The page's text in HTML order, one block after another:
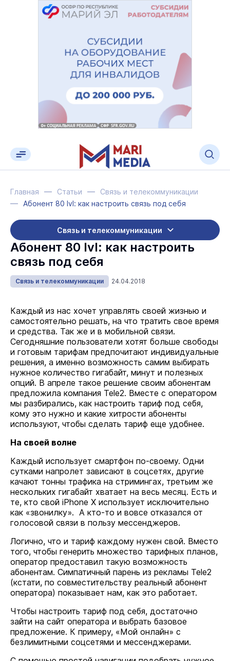
Главная Статьи
Связь и телекоммуникации
Абонент 80 lvl: как настроить связь под себя
Связь и телекоммуникации
Абонент 80 lvl: как настроить
связь под себя
Связь и телекоммуникации 24.04.2018
Каждый из нас хочет управлять своей жизнью и
самостоятельно решать, на что тратить свое время
и средства. Так же и в мобильной связи.
Сегодняшние пользователи хотят больше свободы
и готовым тарифам предпочитают индивидуальные
решения, а именно возможность самим выбирать
нужное количество гигабайт, минут и полезных
опций. В апреле такое решение своим абонентам
предложила компания Tele2. Вместе с оператором
мы разбирались, как настроить тариф под себя,
кому это нужно и какие хитрости абоненты
используют, чтобы сделать тариф еще удобнее.
На своей волне
Каждый использует смартфон по-своему. Одни
сутками напролет зависают в соцсетях, другие
качают тонны трафика на стримингах, третьим же
нескольких гигабайт хватает на весь месяц. Есть и
те, кто свой iPhone X использует исключительно
как «звонилку». А кто-то и вовсе отказался от
голосовой связи в пользу мессенджеров.
Логично, что и тариф каждому нужен свой. Вместо
того, чтобы генерить множество тарифных планов,
оператор предоставил такую возможность
абонентам. Симпатичный парень из рекламы Tele2
(кстати, по совместительству реальный абонент
оператора) показывает нам, как это работает.
Чтобы настроить тариф под себя, достаточно
зайти на сайт оператора и выбрать базовое
предложение. К примеру, «Мой онлайн» с
безлимитными соцсетями и мессенджерами.